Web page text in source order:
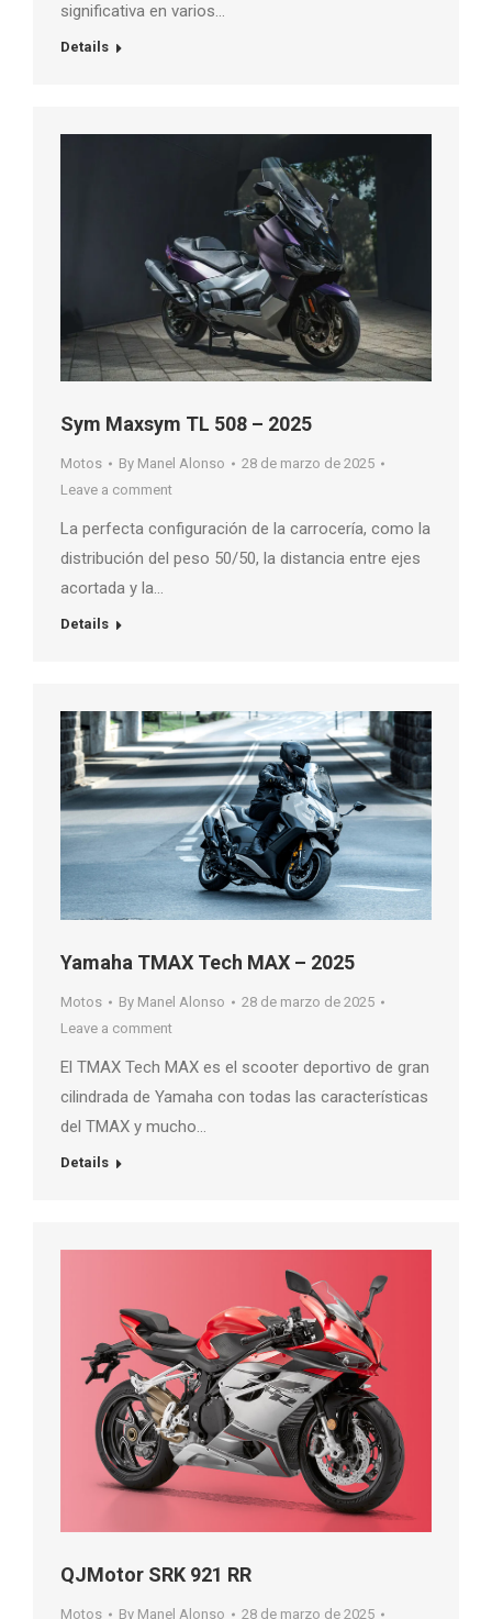
significativa en varios…
Details
Sym Maxsym TL 508 – 2025
Motos By Manel Alonso
28 de marzo de 2025
Leave a comment
La perfecta configuración de la carrocería, como la
distribución del peso 50/50, la distancia entre ejes
acortada y la…
Details
Yamaha TMAX Tech MAX – 2025
Motos By Manel Alonso
28 de marzo de 2025
Leave a comment
El TMAX Tech MAX es el scooter deportivo de gran
cilindrada de Yamaha con todas las características
del TMAX y mucho…
Details
QJMotor SRK 921 RR
Motos By Manel Alonso 28 de marzo de 2025